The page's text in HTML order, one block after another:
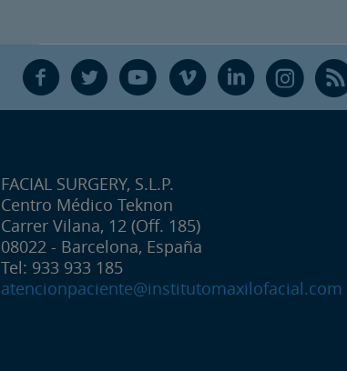
F T Y V L Ñ
FACIAL SURGERY, S.L.P.
Centro Médico Teknon
Carrer Vilana, 12 (Off. 185)
08022 - Barcelona, España
Tel: 933 933 185
atencionpaciente@institutomaxilofacial.com